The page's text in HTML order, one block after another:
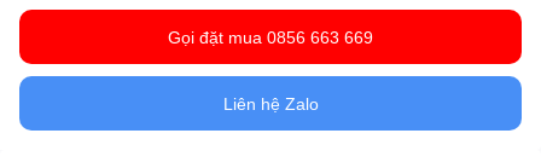
Gọi đặt mua 0856 663 669
Liên hệ Zalo